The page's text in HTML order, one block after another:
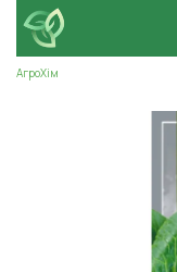
АгроХім